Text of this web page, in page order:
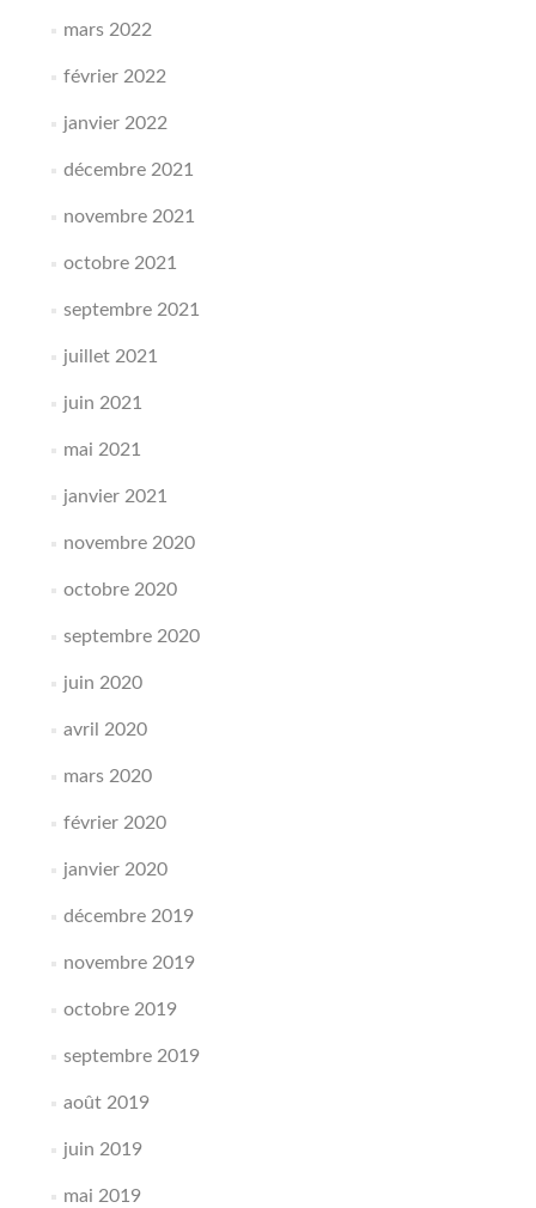
mars 2022
février 2022
janvier 2022
décembre 2021
novembre 2021
octobre 2021
septembre 2021
juillet 2021
juin 2021
mai 2021
janvier 2021
novembre 2020
octobre 2020
septembre 2020
juin 2020
avril 2020
mars 2020
février 2020
janvier 2020
décembre 2019
novembre 2019
octobre 2019
septembre 2019
août 2019
juin 2019
mai 2019